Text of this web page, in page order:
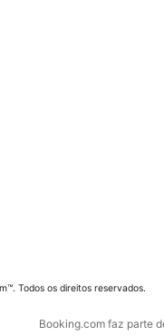
Todos os direitos reservados.
Booking.com faz parte